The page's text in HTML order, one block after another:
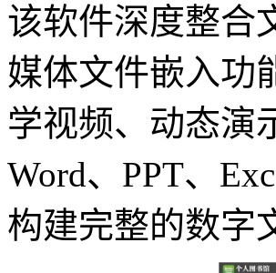
该软件深度整合
媒体文件嵌入功
学视频、动态演
Word、PPT、
构建完整的数字